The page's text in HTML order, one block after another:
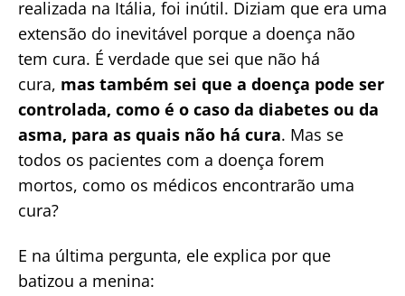
realizada na Itália, foi inútil. Diziam que era uma
extensão do inevitável porque a doença não
tem cura. É verdade que sei que não há
cura, mas também sei que a doença pode ser
controlada, como é o caso da diabetes ou da
asma, para as quais não há cura. Mas se
todos os pacientes com a doença forem
mortos, como os médicos encontrarão uma
cura?
E na última pergunta, ele explica por que
batizou a menina: